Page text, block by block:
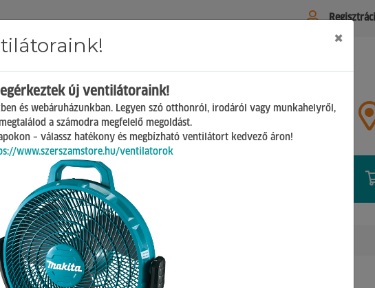
GY.I.K. Kapcsolat
Mosonmagyaróvár
H-P 07:00-17:00
Sz 08:00-12:00
Győr
Sz 08:00-12:00
×
új ventilátoraink!
és webáruházunkban. Legyen szó otthonról, irodáról vagy munkahelyről,
a számodra megfelelő megoldást.
– válassz hatékony és megbízható ventilátort kedvező áron!
www.szerszamstore.hu/ventilatorok